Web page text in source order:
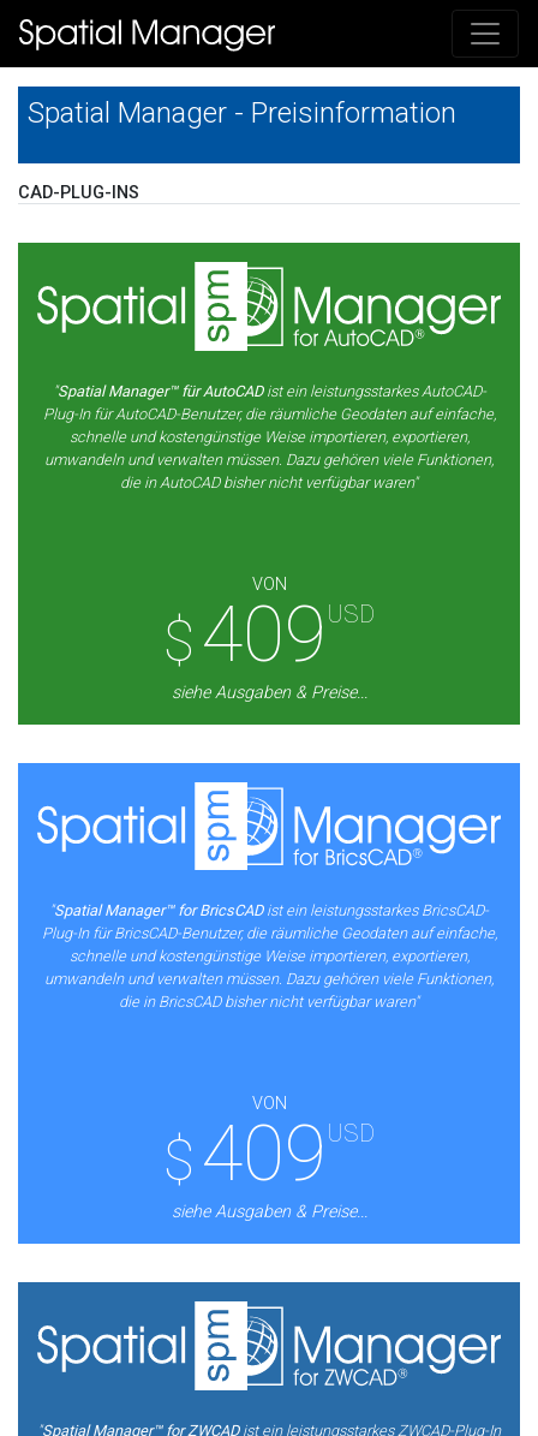
Spatial Manager - Preisinformation
CAD-PLUG-INS
"Spatial Manager™ für AutoCADist ein leistungsstarkes AutoCAD-
Plug-In für AutoCAD-Benutzer, die räumliche Geodaten auf einfache,
schnelle und kostengünstige Weise importieren, exportieren,
umwandeln und verwalten müssen. Dazu gehören viele Funktionen,
die in AutoCAD bisher nicht verfügbar waren"
VON
$409 USD
siehe Ausgaben & Preise...
"Spatial Manager™ for BricsCADist ein leistungsstarkes BricsCAD-
Plug-In für BricsCAD-Benutzer, die räumliche Geodaten auf einfache,
schnelle und kostengünstige Weise importieren, exportieren,
umwandeln und verwalten müssen. Dazu gehören viele Funktionen,
die in BricsCAD bisher nicht verfügbar waren"
VON
$409 USD
siehe Ausgaben & Preise...
"Spatial Manager™ for ZWCADist ein leistungsstarkes ZWCAD-Plug-In